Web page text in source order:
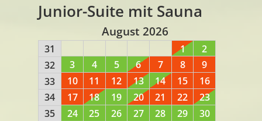
Junior-Suite mit Sauna
August 2026
31
32
33
34
35
1
2
3
4 5 6 7 8
9
10
11 12 13 14 15
16
17
18 19 20 21 22
23
24
25 26 27 28 29
30